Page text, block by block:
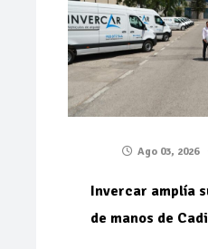
Ago 03, 2026
Invercar amplía
de manos de